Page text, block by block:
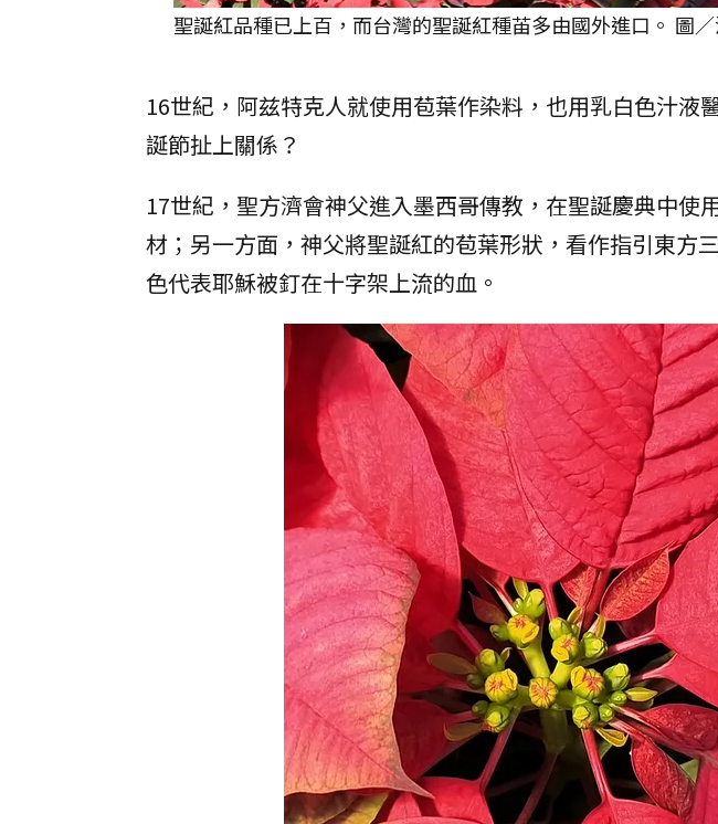
聖誕紅品種已上百，而台灣的聖誕紅種苖多由國外進口。 圖
16世紀，阿兹特克人就使用苞葉作染料，也用乳白色汁液
誕節扯上關係？
17世紀，聖方濟會神父進入墨西哥傳教，在聖誕慶典中使
材；另一方面，神父將聖誕紅的苞葉形狀，看作指引東方
色代表耶穌被釘在十字架上流的血。